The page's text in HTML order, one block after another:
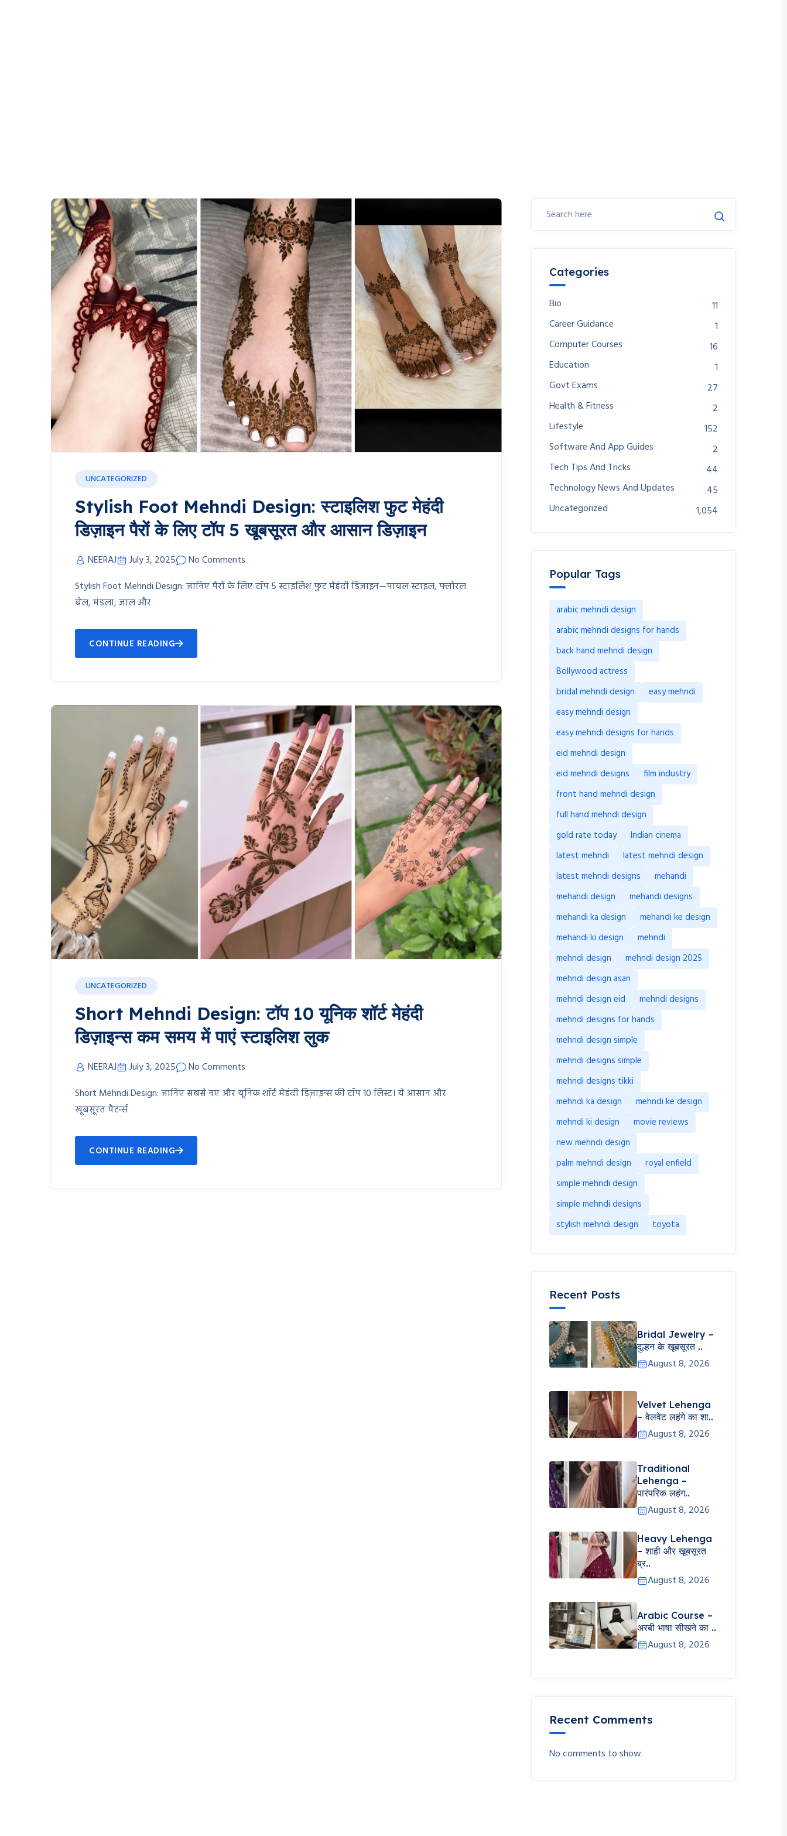
UNCATEGORIZED
Stylish Foot Mehndi Design: स्टाइलिश फुट मेहंदी
डिज़ाइन पैरों के लिए टॉप 5 खूबसूरत और आसान डिज़ाइन
NEERAJ July 3, 2025
No Comments
Stylish Foot Mehndi Design: जानिए पैरों के लिए टॉप 5 स्टाइलिश फुट मेहंदी डिज़ाइन—पायल स्टाइल, फ्लोरल
बेल, मंडला, जाल और
CONTINUE READING
UNCATEGORIZED
Short Mehndi Design: टॉप 10 यूनिक शॉर्ट मेहंदी
डिज़ाइन्स कम समय में पाएं स्टाइलिश लुक
NEERAJ July 3, 2025
No Comments
Short Mehndi Design: जानिए सबसे नए और यूनिक शॉर्ट मेहंदी डिज़ाइन्स की टॉप 10 लिस्ट। ये आसान और
खूबसूरत पैटर्न्स
CONTINUE READING
Categories
Bio
11
Career Guidance
1
Computer Courses
16
Education
1
Govt Exams
27
Health & Fitness
2
Lifestyle
152
Software And App Guides
2
Tech Tips And Tricks
44
Technology News And Updates
45
Uncategorized
1,054
Popular Tags
arabic mehndi design
arabic mehndi designs for hands
back hand mehndi design
Bollywood actress
bridal mehndi design
easy mehndi
easy mehndi design
easy mehndi designs for hands
eid mehndi design
eid mehndi designs
film industry
front hand mehndi design
full hand mehndi design
gold rate today
Indian cinema
latest mehndi
latest mehndi design
latest mehndi designs
mehandi
mehandi design
mehandi designs
mehandi ka design
mehandi ke design
mehandi ki design
mehndi
mehndi design
mehndi design 2025
mehndi design asan
mehndi design eid
mehndi designs
mehndi designs for hands
mehndi design simple
mehndi designs simple
mehndi designs tikki
mehndi ka design
mehndi ke design
mehndi ki design
movie reviews
new mehndi design
palm mehndi design
royal enfield
simple mehndi design
simple mehndi designs
stylish mehndi design
toyota
Recent Posts
Bridal Jewelry –
दुल्हन के खूबसूरत ..
August 8, 2026
Velvet Lehenga
– वेलवेट लहंगे का शा..
August 8, 2026
Traditional
Lehenga –
पारंपरिक लहंग..
August 8, 2026
Heavy Lehenga
– शाही और खूबसूरत
ब्र..
August 8, 2026
Arabic Course –
अरबी भाषा सीखने का ..
August 8, 2026
Recent Comments
No comments to show.